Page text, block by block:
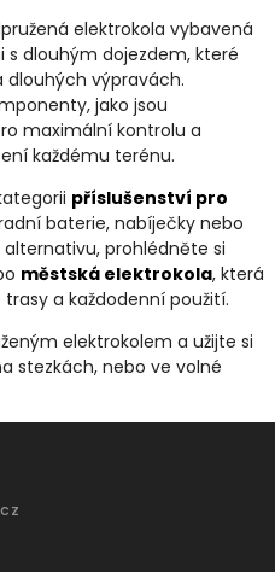
elektrokola vybavená
dlouhým dojezdem, které
dlouhých výpravách.
jako jsou
maximální kontrolu a
každému terénu.
příslušenství pro
baterie, nabíječky nebo
prohlédněte si
městská elektrokola, která
a každodenní použití.
elektrokolem a užijte si
stezkách, nebo ve volné